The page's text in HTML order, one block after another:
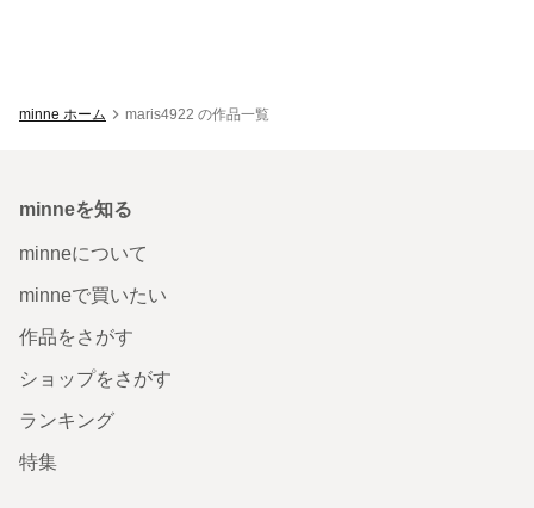
minne ホーム maris4922 の作品一覧
minneを知る
minneについて
minneで買いたい
作品をさがす
ショップをさがす
ランキング
特集